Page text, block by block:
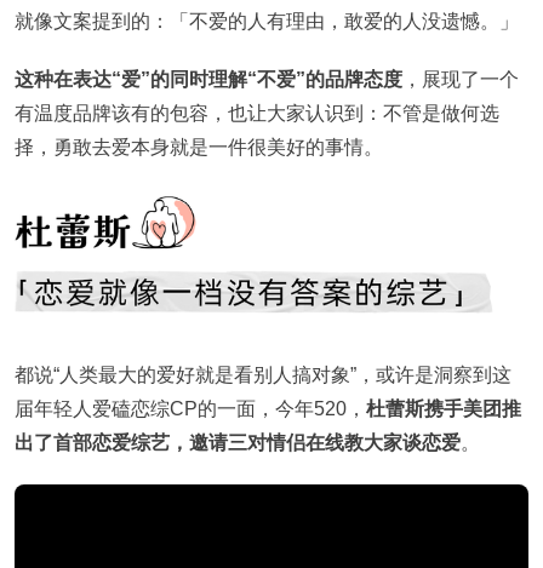
就像文案提到的：「不爱的人有理由，敢爱的人没遗憾。」
这种在表达“爱”的同时理解“不爱”的品牌态度 ，展现了一个
有温度品牌该有的包容，也让大家认识到：不管是做何选
择，勇敢去爱本身就是一件很美好的事情。
都说“人类最大的爱好就是看别人搞对象”，或许是洞察到这
届年轻人爱磕恋综CP的一面，今年520， 杜蕾斯携手美团推
出了首部恋爱综艺，邀请三对情侣在线教大家谈恋爱。